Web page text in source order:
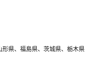
県、福島県、茨城県、栃木県